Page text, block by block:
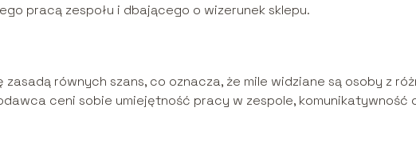
pracą zespołu i dbającego o wizerunek sklepu.
równych szans, co oznacza, że mile widziane są osoby z
ceni sobie umiejętność pracy w zespole, komunikatywność